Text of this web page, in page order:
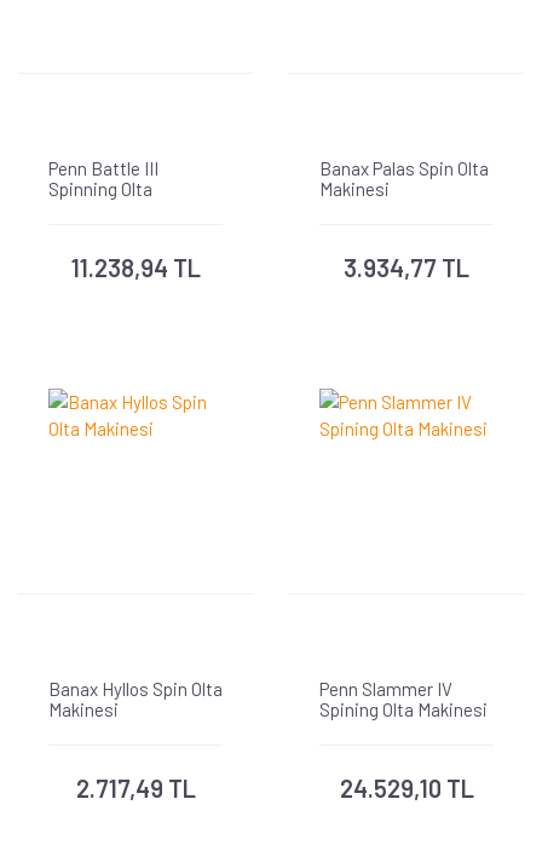
Penn Battle III
Spinning Olta
11.238,94 TL
Banax Palas Spin Olta
Makinesi
3.934,77 TL
Banax Hyllos Spin Olta
Makinesi
2.717,49 TL
Penn Slammer IV
Spining Olta Makinesi
24.529,10 TL